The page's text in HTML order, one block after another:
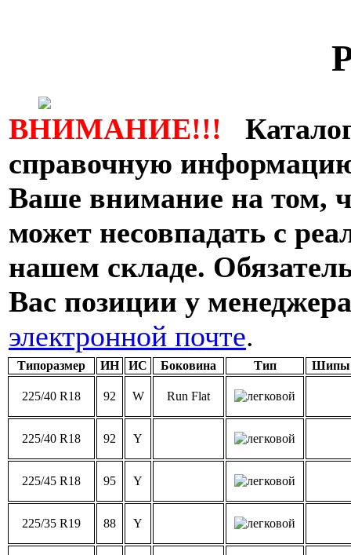
ВНИМАНИЕ!!!
справочную
Ваше внимание на том,
может несовпадать с
нашем складе.
Вас позиции у
электронной почте.
Типоразмер ИН ИС Боковина Тип Шипы
225/40 R18 92 W Run Flat
225/40 R18 92 Y
225/45 R18 95 Y
225/35 R19 88 Y